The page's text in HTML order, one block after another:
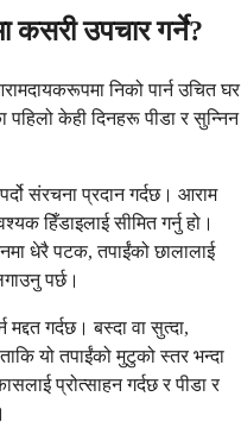
कसरी उपचार गर्ने?
निको पार्न उचित घर
पहिलो केही दिनहरू पीडा र सुन्निन
संरचना प्रदान गर्दछ। आराम
हिँडाइलाई सीमित गर्नु हो।
धेरै पटक, तपाईंको छालालाई
पर्छ।
गर्दछ। बस्दा वा सुत्दा,
यो तपाईंको मुटुको स्तर भन्दा
प्रोत्साहन गर्दछ र पीडा र